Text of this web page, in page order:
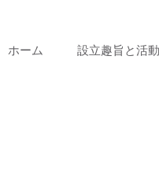
ホーム 設立趣旨と活動